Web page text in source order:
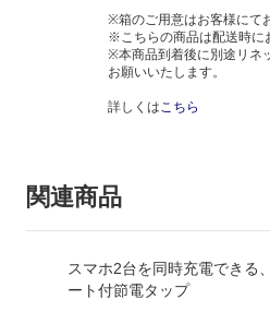
※箱のご用意はお客様にて
※こちらの商品は配送時に
※本商品到着後に別途リネ
お願いいたします。
詳しくは こちら
関連商品
スマホ2台を同時充電できる
ート付節電タップ